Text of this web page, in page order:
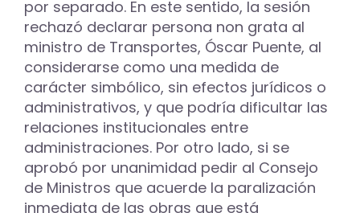
por separado. En este sentido, la sesión
rechazó declarar persona non grata al
ministro de Transportes, Óscar Puente, al
considerarse como una medida de
carácter simbólico, sin efectos jurídicos o
administrativos, y que podría dificultar las
relaciones institucionales entre
administraciones. Por otro lado, si se
aprobó por unanimidad pedir al Consejo
de Ministros que acuerde la paralización
inmediata de las obras que está